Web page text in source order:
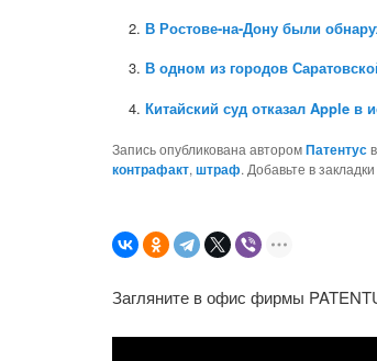
В Ростове-на-Дону были
В одном из городов
Китайский суд отказал Apple в
Запись опубликована авторомПатентус
контрафакт,штраф. Добавьте в
Загляните в офис фирмы